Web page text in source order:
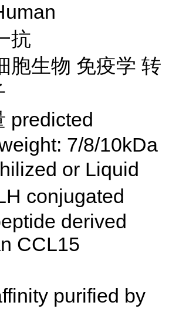
抗
胞生物 免疫学 转
predicted
7/8/10kDa
or Liquid
conjugated
derived
CCL15
purified by